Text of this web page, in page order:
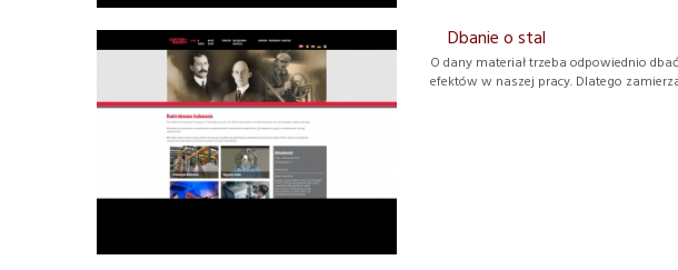
Dbanie o stal
O dany materiał trzeba odpowiednio
efektów w naszej pracy. Dlatego